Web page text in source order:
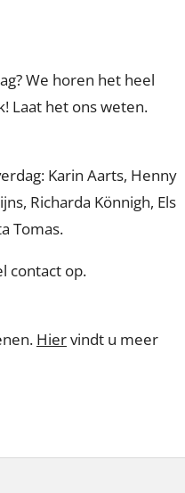
We horen het heel
Laat het ons weten.
Karin Aarts, Henny
Richarda Könnigh, Els
Tomas.
contact op.
Hiervindt u meer